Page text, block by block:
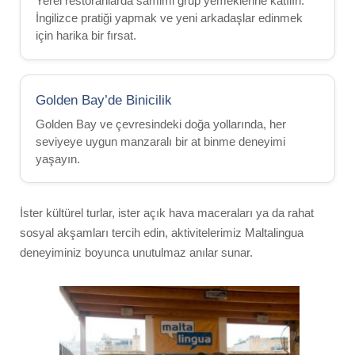
İngilizce pratiği yapmak ve yeni arkadaşlar edinmek
için harika bir fırsat.
Golden Bay’de Binicilik
Golden Bay ve çevresindeki doğa yollarında, her
seviyeye uygun manzaralı bir at binme deneyimi
yaşayın.
İster kültürel turlar, ister açık hava maceraları ya da rahat
sosyal akşamları tercih edin, aktivitelerimiz Maltalingua
deneyiminiz boyunca unutulmaz anılar sunar.